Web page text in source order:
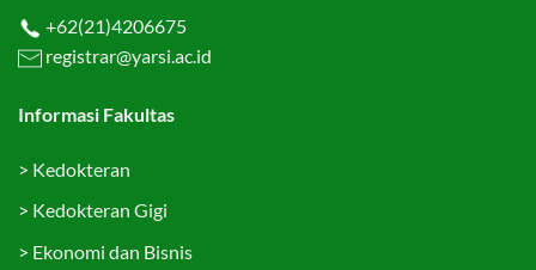
+62(21)4206675
registrar@yarsi.ac.id
Informasi Fakultas
> Kedokteran
> Kedokteran Gigi
> Ekonomi dan Bisnis